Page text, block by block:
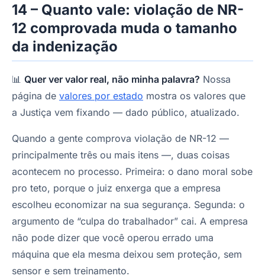
14 – Quanto vale: violação de NR-
12 comprovada muda o tamanho
da indenização
📊 Quer ver valor real, não minha palavra? Nossa
página de valores por estado mostra os valores que
a Justiça vem fixando — dado público, atualizado.
Quando a gente comprova violação de NR-12 —
principalmente três ou mais itens —, duas coisas
acontecem no processo. Primeira: o dano moral sobe
pro teto, porque o juiz enxerga que a empresa
escolheu economizar na sua segurança. Segunda: o
argumento de “culpa do trabalhador” cai. A empresa
não pode dizer que você operou errado uma
máquina que ela mesma deixou sem proteção, sem
sensor e sem treinamento.